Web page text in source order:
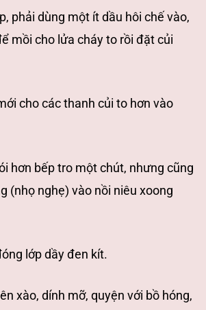
phải dùng một ít dầu hôi chế vào,
mồi cho lửa cháy to rồi đặt củi
cho các thanh củi to hơn vào
hơn bếp tro một chút, nhưng cũng
(nhọ nghẹ) vào nồi niêu xoong
lớp dầy đen kít.
xào, dính mỡ, quyện với bồ hóng,